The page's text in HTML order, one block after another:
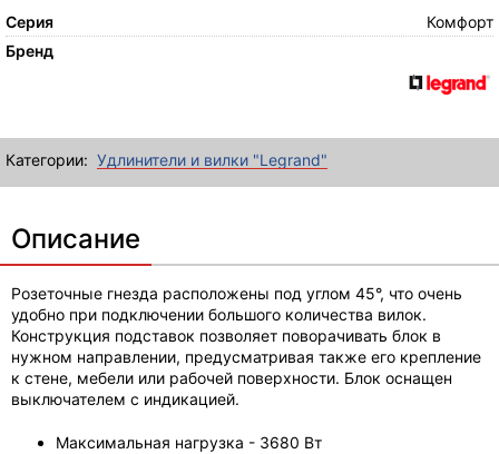
Серия
Комфорт
Бренд
Категории: Удлинители и вилки "Legrand"
Описание
Розеточные гнезда расположены под углом 45°, что очень
удобно при подключении большого количества вилок.
Конструкция подставок позволяет поворачивать блок в
нужном направлении, предусматривая также его крепление
к стене, мебели или рабочей поверхности. Блок оснащен
выключателем с индикацией.
Максимальная нагрузка - 3680 Вт